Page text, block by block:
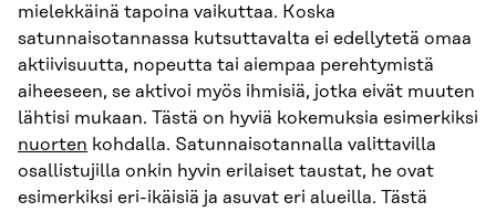
mielekkäinä tapoina vaikuttaa. Koska
satunnaisotannassa kutsuttavalta ei edellytetä omaa
aktiivisuutta, nopeutta tai aiempaa perehtymistä
aiheeseen, se aktivoi myös ihmisiä, jotka eivät muuten
lähtisi mukaan. Tästä on hyviä kokemuksia esimerkiksi
nuorten kohdalla. Satunnaisotannalla valittavilla
osallistujilla onkin hyvin erilaiset taustat, he ovat
esimerkiksi eri-ikäisiä ja asuvat eri alueilla. Tästä